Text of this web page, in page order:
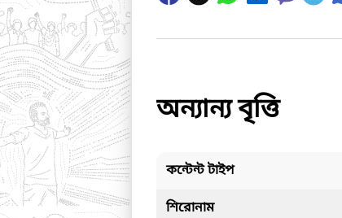
অন্যান্য বৃত্তি
কন্টেন্ট টাইপ
শিরোনাম